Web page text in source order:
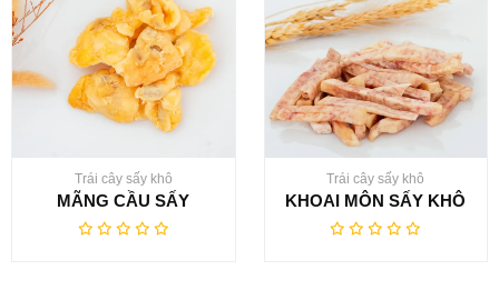
Trái cây sấy khô
MÃNG CẦU SẤY
Trái cây sấy khô
KHOAI MÔN SẤY KHÔ